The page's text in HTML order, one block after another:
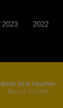
Birds Of A Feather
BILLIE EILISH
2023 2022